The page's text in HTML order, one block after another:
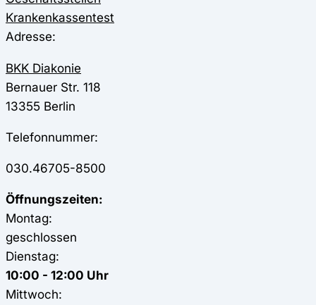
Krankenkassentest
Adresse:
BKK Diakonie
Bernauer Str. 118
13355 Berlin
Telefonnummer:
030.46705-8500
Öffnungszeiten:
Montag:
geschlossen
Dienstag:
10:00 - 12:00 Uhr
Mittwoch: